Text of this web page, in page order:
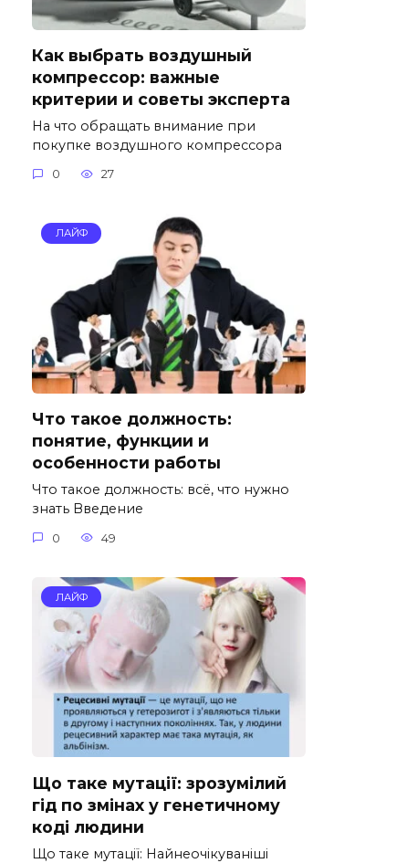
Как выбрать воздушный
компрессор: важные
критерии и советы эксперта
На что обращать внимание при
покупке воздушного компрессора
0 27
ЛАЙФ
Что такое должность:
понятие, функции и
особенности работы
Что такое должность: всё, что нужно
знать Введение
0 49
ЛАЙФ
Що таке мутації: зрозумілий
гід по змінах у генетичному
коді людини
Що таке мутації: Найнеочікуваніші